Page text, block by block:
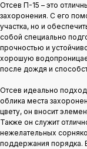
Отсев П-15 – это
захоронения. С его
участка, но и
собой специально
прочностью и
хорошую
после дождя и
Отсев идеально
облика места
цвету, он вносит
Также он служит
нежелательных
поддержания порядка.